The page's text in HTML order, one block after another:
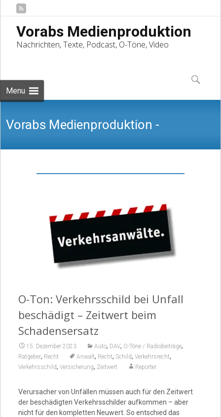
Vorabs Medienproduktion
Nachrichten, Texte, Podcast, O-Töne, Video
Menu
to
content
Suchen
nach:
Vorabs Medienproduktion -
Nachrichten, Texte, Podcast, O-Töne,
O-Ton: Verkehrsschild bei Unfall
beschädigt – Zeitwert beim
Schadensersatz
15. Dezember 2023 Auto, DAV, O-Töne / Radiobeiträge,
Ratgeber, Recht Anwalt, Recht, Schild, Verkehrsrecht,
Verkehrsschild, Versicherung, Zeitwert Reporter
Verursacher von Unfällen müssen auch für den Zeitwert
der beschädigten Verkehrsschilder aufkommen – aber
nicht für den kompletten Neuwert. So entschied das